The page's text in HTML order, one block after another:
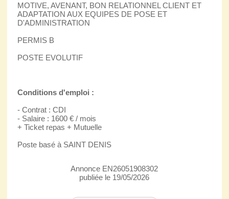
MOTIVE, AVENANT, BON RELATIONNEL CLIENT ET
ADAPTATION AUX EQUIPES DE POSE ET
D'ADMINISTRATION
PERMIS B
POSTE EVOLUTIF
Conditions d'emploi :
- Contrat : CDI
- Salaire : 1600 € / mois
+ Ticket repas + Mutuelle
Poste basé à SAINT DENIS
Annonce EN26051908302
publiée le 19/05/2026